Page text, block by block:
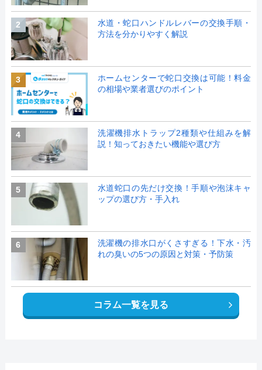
2
水道・蛇口ハンドルレバーの交換手順・
方法を分かりやすく解説
3
ホームセンターで蛇口交換は可能！料金
の相場や業者選びのポイント
4
洗濯機排水トラップ2種類や仕組みを解
説！知っておきたい機能や選び方
5
水道蛇口の先だけ交換！手順や泡沫キャ
ップの選び方・手入れ
6
洗濯機の排水口がくさすぎる！下水・汚
れの臭いの5つの原因と対策・予防策
コラム一覧を見る